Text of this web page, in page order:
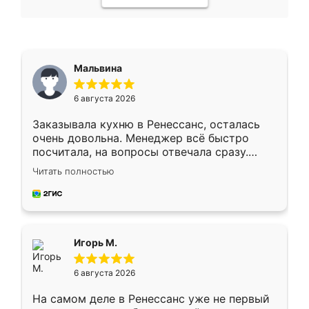
Мальвина
6 августа 2026
Заказывала кухню в Ренессанс, осталась
очень довольна. Менеджер всё быстро
посчитала, на вопросы отвечала сразу.
Замерщик приехал в субботу, подошёл к
делу со всей ответственностью. Собрали
за день, ребята работали аккуратно, даже
Читать полностью
Игорь М.
6 августа 2026
На самом деле в Ренессанс уже не первый